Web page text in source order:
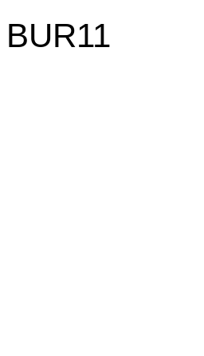
BUR11